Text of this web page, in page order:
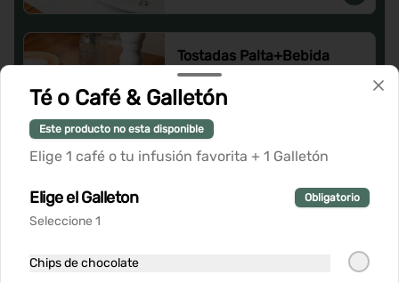
Tostadas Palta+Bebida
Tostadas con palta con la bebida que
más te guste para acompañar entre
café, infusión o un Jugo natural.
$10.900
Té o Café & Galletón
Este producto no esta disponible
Elige 1 café o tu infusión favorita + 1 Galletón
Elige el Galleton Obligatorio
Seleccione 1
Chips de chocolate